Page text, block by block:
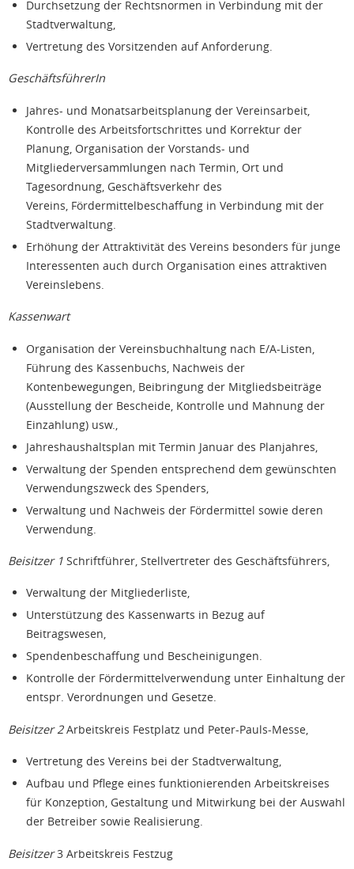
Durchsetzung der Rechtsnormen in Verbindung mit der
Stadtverwaltung,
Vertretung des Vorsitzenden auf Anforderung.
GeschäftsführerIn
Jahres- und Monatsarbeitsplanung der Vereinsarbeit,
Kontrolle des Arbeitsfortschrittes und Korrektur der
Planung, Organisation der Vorstands- und
Mitgliederversammlungen nach Termin, Ort und
Tagesordnung, Geschäftsverkehr des
Vereins, Fördermittelbeschaffung in Verbindung mit der
Stadtverwaltung.
Erhöhung der Attraktivität des Vereins besonders für junge
Interessenten auch durch Organisation eines attraktiven
Vereinslebens.
Kassenwart
Organisation der Vereinsbuchhaltung nach E/A-Listen,
Führung des Kassenbuchs, Nachweis der
Kontenbewegungen, Beibringung der Mitgliedsbeiträge
(Ausstellung der Bescheide, Kontrolle und Mahnung der
Einzahlung) usw.,
Jahreshaushaltsplan mit Termin Januar des Planjahres,
Verwaltung der Spenden entsprechend dem gewünschten
Verwendungszweck des Spenders,
Verwaltung und Nachweis der Fördermittel sowie deren
Verwendung.
Beisitzer 1 Schriftführer, Stellvertreter des Geschäftsführers,
Verwaltung der Mitgliederliste,
Unterstützung des Kassenwarts in Bezug auf
Beitragswesen,
Spendenbeschaffung und Bescheinigungen.
Kontrolle der Fördermittelverwendung unter Einhaltung der
entspr. Verordnungen und Gesetze.
Beisitzer 2Arbeitskreis Festplatz und Peter-Pauls-Messe,
Vertretung des Vereins bei der Stadtverwaltung,
Aufbau und Pflege eines funktionierenden Arbeitskreises
für Konzeption, Gestaltung und Mitwirkung bei der Auswahl
der Betreiber sowie Realisierung.
Beisitzer3 Arbeitskreis Festzug